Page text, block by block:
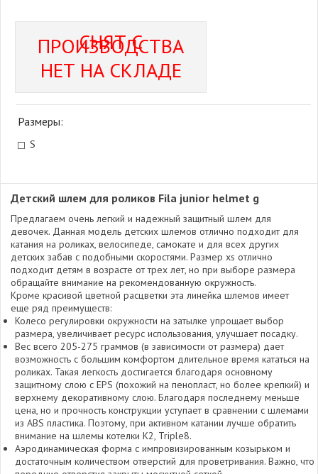
СНЯТ С
ПРОИЗВОДСТВА
НЕТ НА СКЛАДЕ
Размеры:
S
Детский шлем для роликов Fila junior helmet g
Предлагаем очень легкий и надежный защитный шлем для
девочек. Данная модель детских шлемов отлично подходит для
катания на роликах, велосипеде, самокате и для всех других
детских забав с подобными скоростями. Размер xs отлично
подходит детям в возрасте от трех лет, но при выборе размера
обращайте внимание на рекомендованную окружность.
Кроме красивой цветной расцветки эта линейка шлемов имеет
еще ряд преимуществ:
Колесо регулировки окружности на затылке упрощает выбор
размера, увеличивает ресурс использования, улучшает посадку.
Вес всего 205-275 граммов (в зависимости от размера) дает
возможность с большим комфортом длительное время кататься на
роликах. Такая легкость достигается благодаря основному
защитному слою с EPS (похожий на пенопласт, но более крепкий) и
верхнему декоративному слою. Благодаря последнему меньше
цена, но и прочность конструкции уступает в сравнении с шлемами
из ABS пластика. Поэтому, при активном катании лучше обратить
внимание на шлемы котелки K2, Triple8.
Аэродинамическая форма с импровизированным козырьком и
достаточным количеством отверстий для проветривания. Важно, что